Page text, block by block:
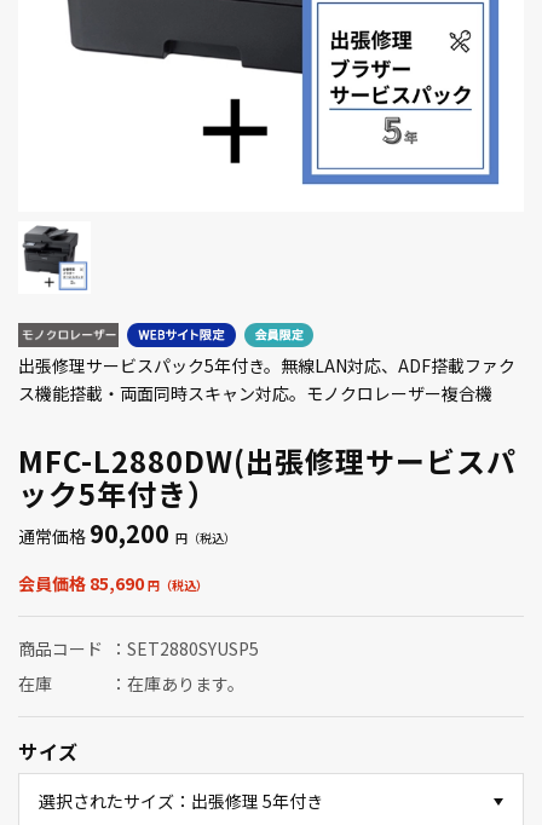
MFC-L2880DW(出張修理サービスパ
ック5年付き）
出張修理サービスパック5年付き。無線LAN対応、ADF搭載ファク
ス機能搭載・両面同時スキャン対応。モノクロレーザー複合機
通常価格 90,200
会員価格 85,690
商品コード
SET2880SYUSP5
在庫
在庫あります。
サイズ
選択されたサイズ：出張修理 5年付き